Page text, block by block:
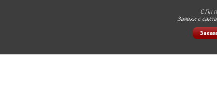
С Пн
Заявки с